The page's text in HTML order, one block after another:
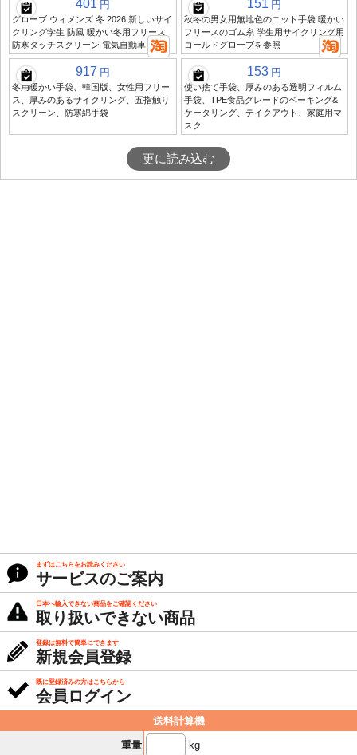
401 円
グローブ ウィメンズ 冬 2026 新しいサイ
クリング学生 防風 暖かい冬用フリース
防寒タッチスクリーン 電気自動車
151 円
秋冬の男女用無地色のニット手袋 暖かい
フリースのゴム糸 学生用サイクリング用
コールドグローブを参照
917 円
冬用暖かい手袋、韓国版、女性用フリー
ス、厚みのあるサイクリング、五指触り
スクリーン、防寒綿手袋
153 円
使い捨て手袋、厚みのある透明フィルム
手袋、TPE食品グレードのベーキング&
ケータリング、テイクアウト、家庭用マ
スク
更に読み込む
まずはこちらをお読みください
サービスのご案内
日本へ輸入できない商品をご確認ください
取り扱いできない商品
登録は無料で簡単にできます
新規会員登録
既に登録済みの方はこちらから
会員ログイン
送料計算機
重量
kg